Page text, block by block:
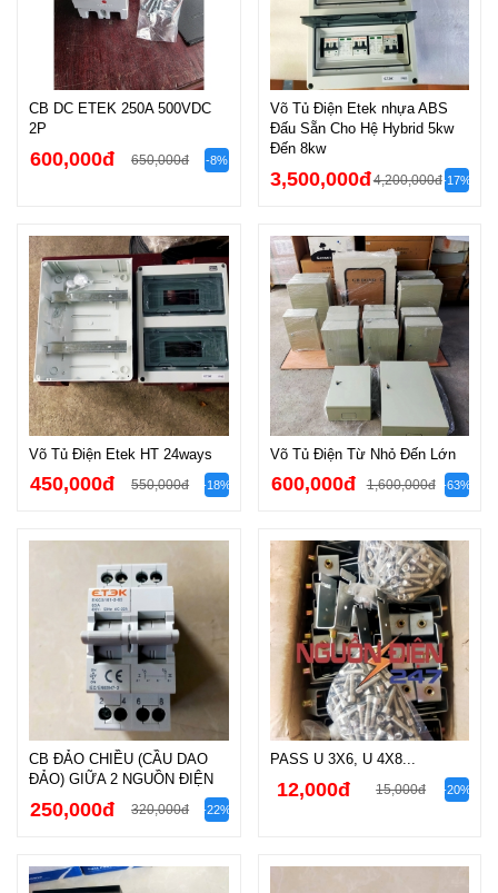
CB DC ETEK 250A 500VDC
2P
600,000đ 650,000đ -8%
Võ Tủ Điện Etek nhựa ABS
Đấu Sẵn Cho Hệ Hybrid 5kw
Đến 8kw
3,500,000đ4,200,000đ-17%
Võ Tủ Điện Etek HT 24ways
450,000đ 550,000đ -18%
Võ Tủ Điện Từ Nhỏ Đến Lớn
600,000đ 1,600,000đ -63%
CB ĐẢO CHIỀU (CẦU DAO
ĐẢO) GIỮA 2 NGUỒN ĐIỆN
250,000đ 320,000đ -22%
PASS U 3X6, U 4X8...
12,000đ 15,000đ -20%